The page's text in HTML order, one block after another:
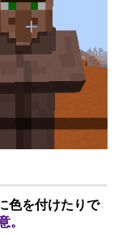
色を付けたりで
。